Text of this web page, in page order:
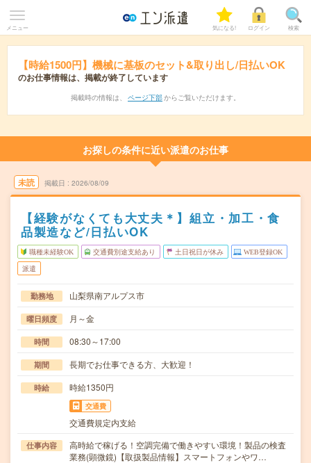
メニュー 気になる! ログイン 検索
【時給1500円】機械に基板のセット&取り出し/日払いOK
のお仕事情報は、掲載が終了しています
掲載時の情報は、 ページ下部 からご覧いただけます。
お探しの条件に近い派遣のお仕事
未読 掲載日 2026/08/09
【経験がなくても大丈夫＊】組立・加工・食
品製造など/日払いOK
職種未経験OK 交通費別途支給あり 土日祝日が休み WEB登録OK
派遣
勤務地 山梨県南アルプス市
曜日頻度 月～金
時間 08:30～17:00
期間 長期でお仕事できる方、大歓迎！
時給 時給1350円
交通費
交通費規定内支給
仕事内容
高時給で稼げる！空調完備で働きやすい環境！製品の検査
業務(顕微鏡)【取扱製品情報】スマートフォンやワ…